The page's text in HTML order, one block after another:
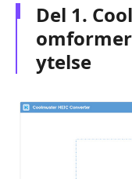
Del 1.
ytelse